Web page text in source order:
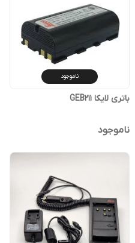
ناموجود
باتری لایکا GEB211
ناموجود